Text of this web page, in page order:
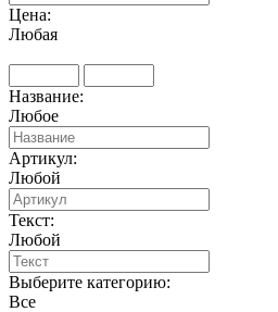
Цена:
Любая
Название:
Любое
Артикул:
Любой
Текст:
Любой
Выберите категорию:
Все